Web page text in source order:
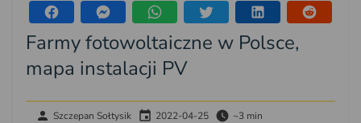
Farmy fotowoltaiczne w Polsce,
mapa instalacji PV
Szczepan Sołtysik 2022-04-25 ~3 min